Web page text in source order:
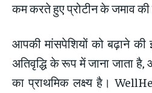
कम करते हुए प्रोटीन के जमाव की
आपकी मांसपेशियों को बढ़ाने की
अतिवृद्धि के रूप में जाना जाता है,
का प्राथमिक लक्ष्य है।